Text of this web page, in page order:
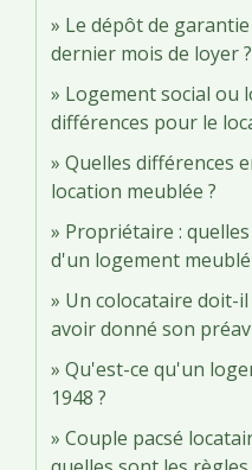
Le dépôt de
dernier mois de loyer ?
Logement social ou
différences pour le
Quelles différences
location meublée ?
Propriétaire :
d'un logement meublé
Un colocataire doit-
avoir donné son
Qu'est-ce qu'un
1948 ?
Couple pacsé